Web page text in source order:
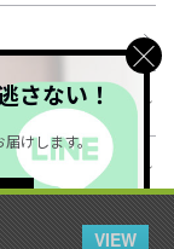
VIEW
さない！
届けします。